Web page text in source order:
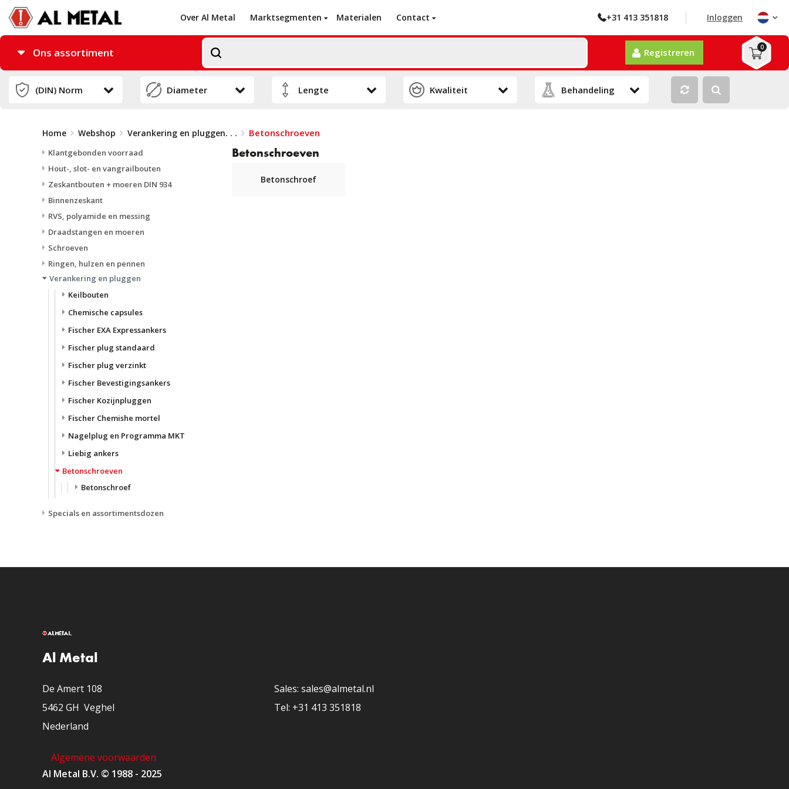
Over Al Metal Marktsegmenten Materialen Contact +31 413 351818 Inloggen
Ons assortiment Registreren 0
Home Webshop Verankering en pluggen. . . Betonschroeven
Klantgebonden voorraad
Hout-, slot- en vangrailbouten
Zeskantbouten + moeren DIN 934
Binnenzeskant
RVS, polyamide en messing
Draadstangen en moeren
Schroeven
Ringen, hulzen en pennen
Verankering en pluggen
Keilbouten
Chemische capsules
Fischer EXA Expressankers
Fischer plug standaard
Fischer plug verzinkt
Fischer Bevestigingsankers
Fischer Kozijnpluggen
Fischer Chemishe mortel
Nagelplug en Programma MKT
Liebig ankers
Betonschroeven
Betonschroef
Specials en assortimentsdozen
Betonschroeven
Betonschroef
Al Metal
De Amert 108
5462 GH Veghel
Nederland
​Sales: sales@almetal.nl
​Tel: +31 413 351818
Algemene voorwaarden
Al Metal B.V. © 1988 - 2025